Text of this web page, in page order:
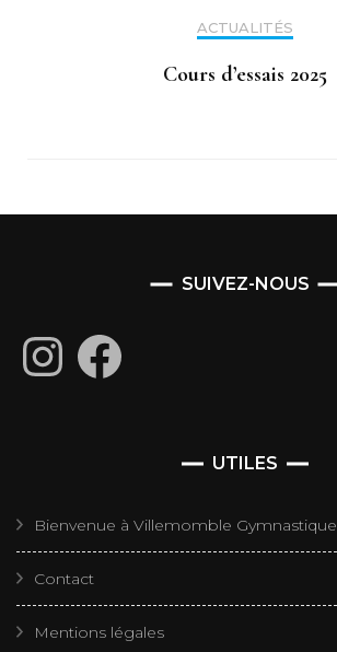
ACTUALITÉS
Cours d’essais 2025
SUIVEZ-NOUS
InstagramFacebook
UTILES
Bienvenue à Villemomble Gymnastique
Contact
Mentions légales